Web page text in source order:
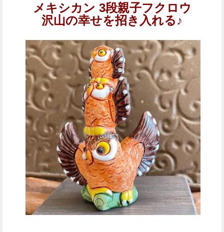
メキシカン 3段親子フクロウ
沢山の幸せを招き入れる♪